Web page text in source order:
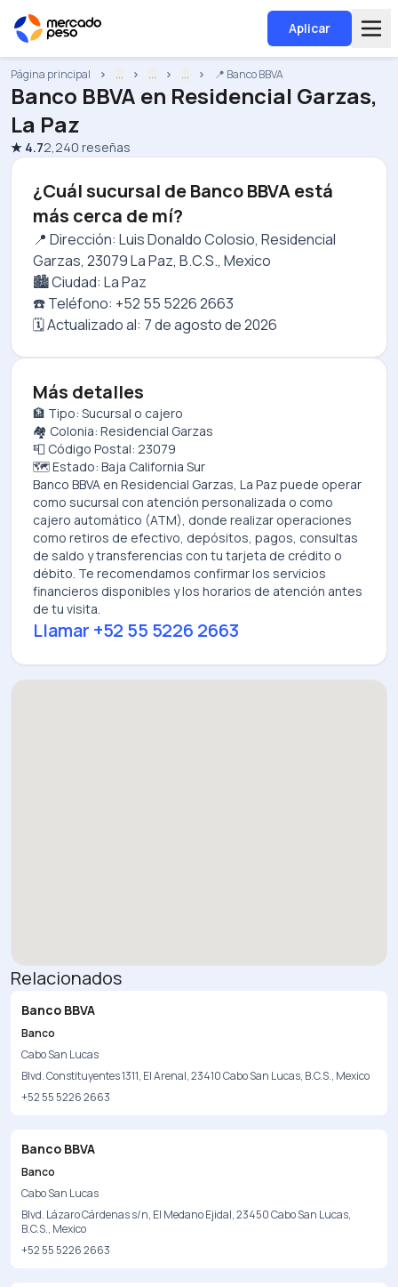
Aplicar
Página principal ... ... ... 📍 Banco BBVA
Banco BBVA en Residencial Garzas,
La Paz
★ 4.72,240 reseñas
¿Cuál sucursal de Banco BBVA está
más cerca de mí?
📍 Dirección: Luis Donaldo Colosio, Residencial
Garzas, 23079 La Paz, B.C.S., Mexico
🏙️ Ciudad: La Paz
☎️ Teléfono: +52 55 5226 2663
🗓️ Actualizado al: 7 de agosto de 2026
Más detalles
🏦 Tipo: Sucursal o cajero
🏘️ Colonia: Residencial Garzas
📮 Código Postal: 23079
🗺️ Estado: Baja California Sur
Banco BBVA en Residencial Garzas, La Pazpuede operar
como sucursal con atención personalizada o como
cajero automático (ATM), donde realizar operaciones
como retiros de efectivo, depósitos, pagos, consultas
de saldo y transferencias con tu tarjeta de crédito o
débito. Te recomendamos confirmar los servicios
financieros disponibles y los horarios de atención antes
de tu visita.
Llamar +52 55 5226 2663
Relacionados
Banco BBVA
Banco
Cabo San Lucas
Blvd. Constituyentes 1311, El Arenal, 23410 Cabo San Lucas, B.C.S., Mexico
+52 55 5226 2663
Banco BBVA
Banco
Cabo San Lucas
Blvd. Lázaro Cárdenas s/n, El Medano Ejidal, 23450 Cabo San Lucas,
B.C.S., Mexico
+52 55 5226 2663